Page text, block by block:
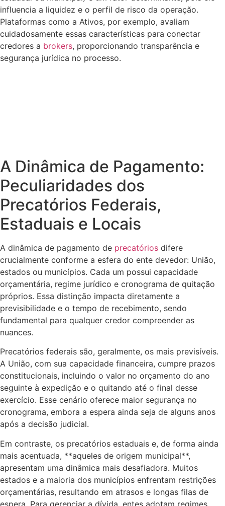
influencia a liquidez e o perfil de risco da operação.
Plataformas como a Ativos, por exemplo, avaliam
cuidadosamente essas características para conectar
credores a brokers, proporcionando transparência e
segurança jurídica no processo.
A Dinâmica de Pagamento:
Peculiaridades dos
Precatórios Federais,
Estaduais e Locais
A dinâmica de pagamento de precatórios difere
crucialmente conforme a esfera do ente devedor: União,
estados ou municípios. Cada um possui capacidade
orçamentária, regime jurídico e cronograma de quitação
próprios. Essa distinção impacta diretamente a
previsibilidade e o tempo de recebimento, sendo
fundamental para qualquer credor compreender as
nuances.
Precatórios federais são, geralmente, os mais previsíveis.
A União, com sua capacidade financeira, cumpre prazos
constitucionais, incluindo o valor no orçamento do ano
seguinte à expedição e o quitando até o final desse
exercício. Esse cenário oferece maior segurança no
cronograma, embora a espera ainda seja de alguns anos
após a decisão judicial.
Em contraste, os precatórios estaduais e, de forma ainda
mais acentuada, **aqueles de origem municipal**,
apresentam uma dinâmica mais desafiadora. Muitos
estados e a maioria dos municípios enfrentam restrições
orçamentárias, resultando em atrasos e longas filas de
espera. Para gerenciar a dívida, entes adotam regimes